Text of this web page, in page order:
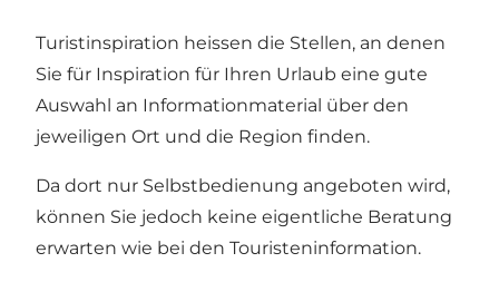
Turistinspiration heissen die Stellen, an denen
Sie für Inspiration für Ihren Urlaub eine gute
Auswahl an Informationmaterial über den
jeweiligen Ort und die Region finden.
Da dort nur Selbstbedienung angeboten wird,
können Sie jedoch keine eigentliche Beratung
erwarten wie bei den Touristeninformation.